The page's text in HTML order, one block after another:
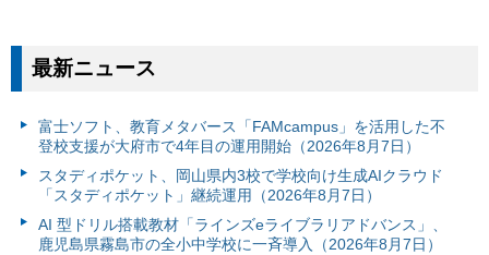
最新ニュース
富⼠ソフト、教育メタバース「FAMcampus」を活用した不
登校支援が大府市で4年目の運用開始（2026年8月7日）
スタディポケット、岡山県内3校で学校向け生成AIクラウド
「スタディポケット」継続運用（2026年8月7日）
AI 型ドリル搭載教材「ラインズeライブラリアドバンス」、
鹿児島県霧島市の全小中学校に一斉導入（2026年8月7日）